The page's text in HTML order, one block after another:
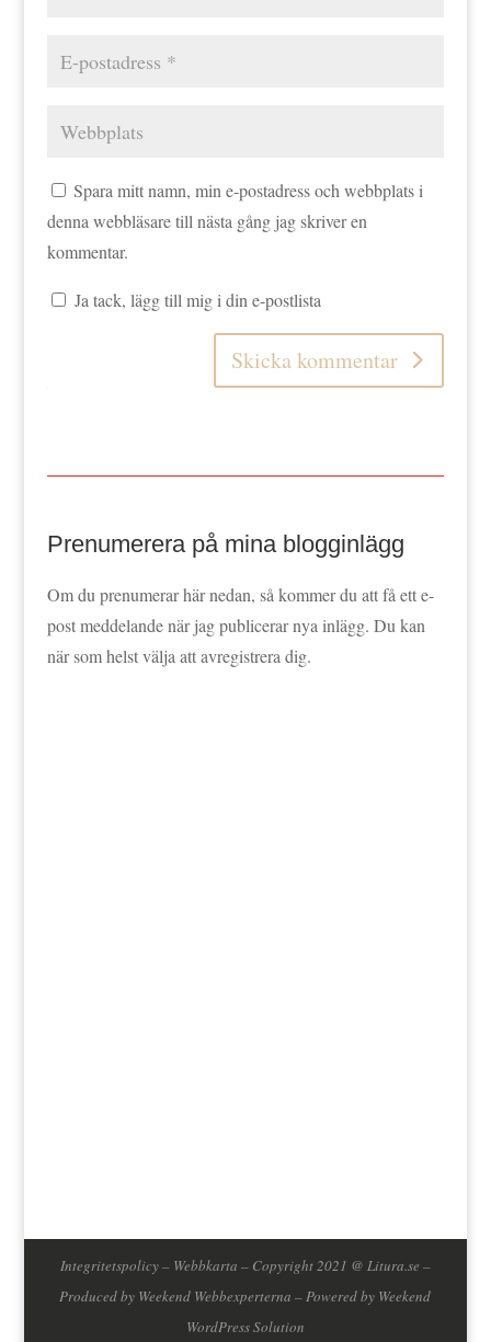
Spara mitt namn, min e-postadress och webbplats i
denna webbläsare till nästa gång jag skriver en
kommentar.
Ja tack, lägg till mig i din e-postlista
Skicka kommentar
Prenumerera på mina blogginlägg
Om du prenumerar här nedan, så kommer du att få ett e-
post meddelande när jag publicerar nya inlägg. Du kan
när som helst välja att avregistrera dig.
Integritetspolicy– Webbkarta – Copyright 2021 @ Litura.se –
Produced by Weekend Webbexperterna – Powered by Weekend
WordPress Solution